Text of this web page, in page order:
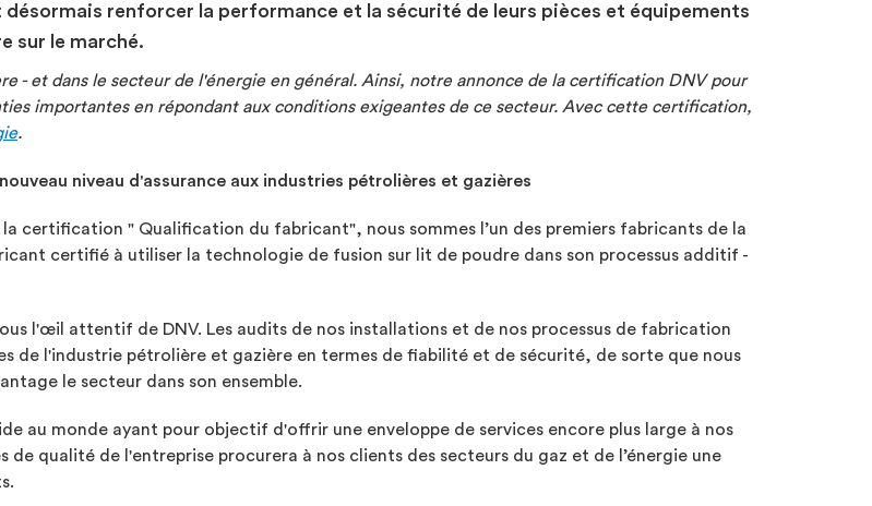
désormais renforcer la performance et la sécurité de leurs pièces et équipements
sur le marché.
- et dans le secteur de l'énergie en général. Ainsi, notre annonce de la certification DNV pour
importantes en répondant aux conditions exigeantes de ce secteur. Avec cette certification,
.
niveau d'assurance aux industries pétrolières et gazières
certification " Qualification du fabricant", nous sommes l’un des premiers fabricants de la
certifié à utiliser la technologie de fusion sur lit de poudre dans son processus additif -
l'œil attentif de DNV. Les audits de nos installations et de nos processus de fabrication
de l'industrie pétrolière et gazière en termes de fiabilité et de sécurité, de sorte que nous
le secteur dans son ensemble.
au monde ayant pour objectif d'offrir une enveloppe de services encore plus large à nos
qualité de l'entreprise procurera à nos clients des secteurs du gaz et de l’énergie une